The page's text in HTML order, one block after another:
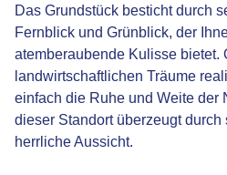
Das Grundstück besticht durch
Fernblick und Grünblick, der
atemberaubende Kulisse bietet.
landwirtschaftlichen Träume
einfach die Ruhe und Weite der
dieser Standort überzeugt
herrliche Aussicht.